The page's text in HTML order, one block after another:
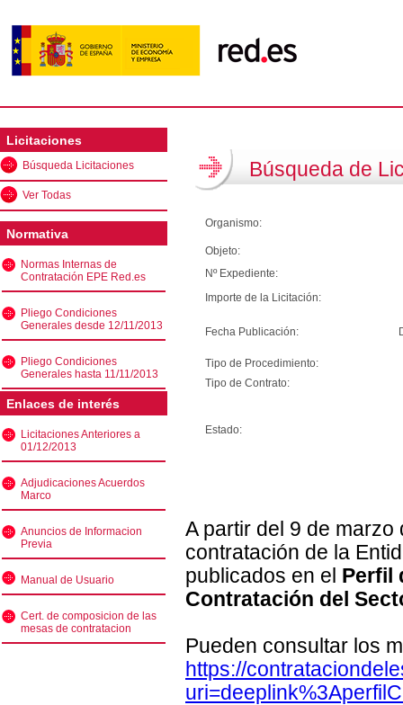
Licitaciones
Búsqueda Licitaciones
Ver Todas
Normativa
Normas Internas de
Contratación EPE Red.es
Pliego Condiciones
Generales desde 12/11/2013
Pliego Condiciones
Generales hasta 11/11/2013
Enlaces de interés
Licitaciones Anteriores a
01/12/2013
Adjudicaciones Acuerdos
Marco
Anuncios de Informacion
Previa
Manual de Usuario
Cert. de composicion de las
mesas de contratacion
Búsqueda de
Organismo:
Objeto:
Nº Expediente:
Importe de la Licitación:
Fecha Publicación:
Tipo de Procedimiento:
Tipo de Contrato:
Estado:
A partir del 9 de
contratación de la
publicados en el Perfil
Contratación del
Pueden consultar los
https://